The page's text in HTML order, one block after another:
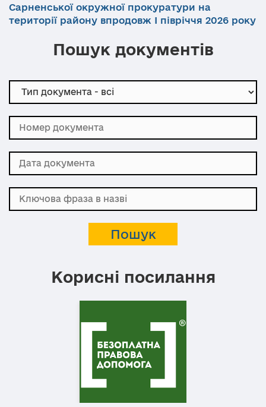
Сарненської окружної прокуратури на
території району впродовж І півріччя 2026 року
Пошук документів
Корисні посилання